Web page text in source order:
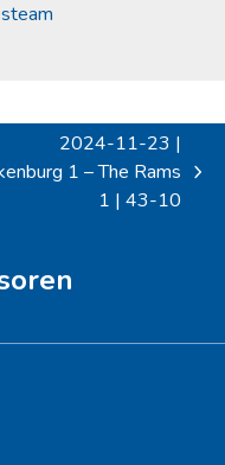
2024-11-23 |
1 – The Rams
1 | 43-10